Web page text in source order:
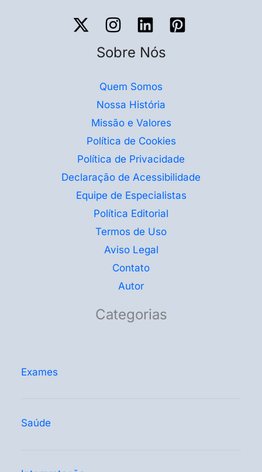
Sobre Nós
Quem Somos
Nossa História
Missão e Valores
Política de Cookies
Política de Privacidade
Declaração de Acessibilidade
Equipe de Especialistas
Política Editorial
Termos de Uso
Aviso Legal
Contato
Autor
Categorias
Exames
Saúde